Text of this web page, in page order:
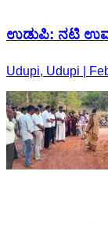
ಉಡುಪಿ: ನಟಿ
Udupi, Udupi |